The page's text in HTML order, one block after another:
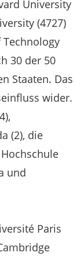
University
(4727)
30 der 50
Staaten. Das
wider.
(2), die
und
Paris